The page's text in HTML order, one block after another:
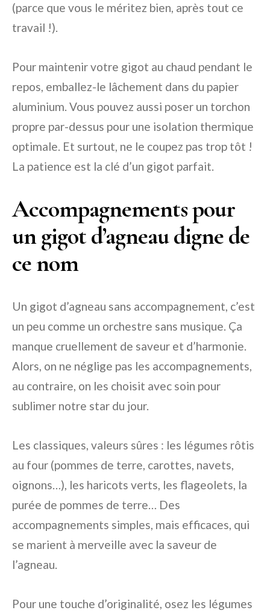
(parce que vous le méritez bien, après tout ce
travail !).
Pour maintenir votre gigot au chaud pendant le
repos, emballez-le lâchement dans du papier
aluminium. Vous pouvez aussi poser un torchon
propre par-dessus pour une isolation thermique
optimale. Et surtout, ne le coupez pas trop tôt !
La patience est la clé d’un gigot parfait.
Accompagnements pour
un gigot d’agneau digne de
ce nom
Un gigot d’agneau sans accompagnement, c’est
un peu comme un orchestre sans musique. Ça
manque cruellement de saveur et d’harmonie.
Alors, on ne néglige pas les accompagnements,
au contraire, on les choisit avec soin pour
sublimer notre star du jour.
Les classiques, valeurs sûres : les légumes rôtis
au four (pommes de terre, carottes, navets,
oignons…), les haricots verts, les flageolets, la
purée de pommes de terre… Des
accompagnements simples, mais efficaces, qui
se marient à merveille avec la saveur de
l’agneau.
Pour une touche d’originalité, osez les légumes